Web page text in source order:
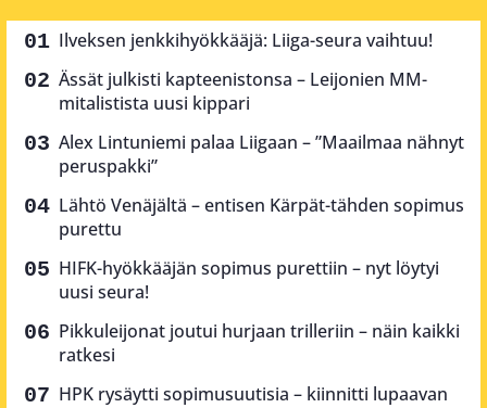
Ilveksen jenkkihyökkääjä: Liiga-seura vaihtuu!
Ässät julkisti kapteenistonsa – Leijonien MM-
mitalistista uusi kippari
Alex Lintuniemi palaa Liigaan – ”Maailmaa nähnyt
peruspakki”
Lähtö Venäjältä – entisen Kärpät-tähden sopimus
purettu
HIFK-hyökkääjän sopimus purettiin – nyt löytyi
uusi seura!
Pikkuleijonat joutui hurjaan trilleriin – näin kaikki
ratkesi
HPK rysäytti sopimusuutisia – kiinnitti lupaavan